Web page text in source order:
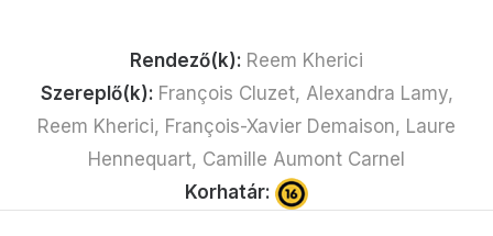
Rendező(k): Reem Kherici
Szereplő(k): François Cluzet, Alexandra Lamy,
Reem Kherici, François-Xavier Demaison, Laure
Hennequart, Camille Aumont Carnel
Korhatár: